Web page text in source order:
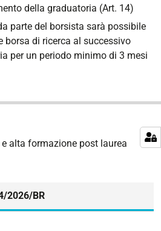
della graduatoria (Art. 14)
parte del borsista sarà possibile
borsa di ricerca al successivo
per un periodo minimo di 3 mesi
e alta formazione post laurea
2026/BR